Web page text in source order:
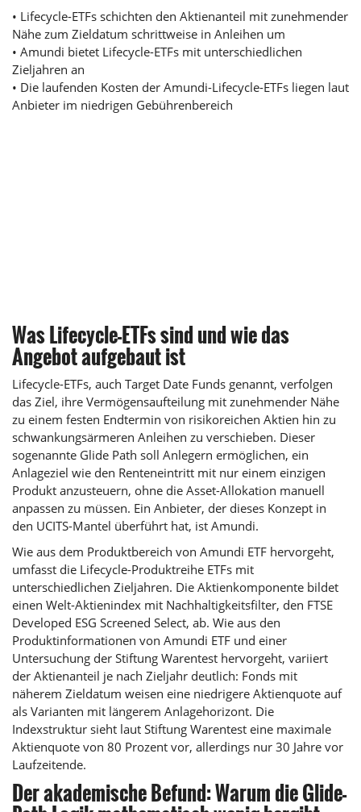
• Lifecycle-ETFs schichten den Aktienanteil mit zunehmender
Nähe zum Zieldatum schrittweise in Anleihen um
• Amundi bietet Lifecycle-ETFs mit unterschiedlichen
Zieljahren an
• Die laufenden Kosten der Amundi-Lifecycle-ETFs liegen laut
Anbieter im niedrigen Gebührenbereich
Was Lifecycle-ETFs sind und wie das
Angebot aufgebaut ist
Lifecycle-ETFs, auch Target Date Funds genannt, verfolgen
das Ziel, ihre Vermögensaufteilung mit zunehmender Nähe
zu einem festen Endtermin von risikoreichen Aktien hin zu
schwankungsärmeren Anleihen zu verschieben. Dieser
sogenannte Glide Path soll Anlegern ermöglichen, ein
Anlageziel wie den Renteneintritt mit nur einem einzigen
Produkt anzusteuern, ohne die Asset-Allokation manuell
anpassen zu müssen. Ein Anbieter, der dieses Konzept in
den UCITS-Mantel überführt hat, ist Amundi.
Wie aus dem Produktbereich von Amundi ETF hervorgeht,
umfasst die Lifecycle-Produktreihe ETFs mit
unterschiedlichen Zieljahren. Die Aktienkomponente bildet
einen Welt-Aktienindex mit Nachhaltigkeitsfilter, den FTSE
Developed ESG Screened Select, ab. Wie aus den
Produktinformationen von Amundi ETF und einer
Untersuchung der Stiftung Warentest hervorgeht, variiert
der Aktienanteil je nach Zieljahr deutlich: Fonds mit
näherem Zieldatum weisen eine niedrigere Aktienquote auf
als Varianten mit längerem Anlagehorizont. Die
Indexstruktur sieht laut Stiftung Warentest eine maximale
Aktienquote von 80 Prozent vor, allerdings nur 30 Jahre vor
Laufzeitende.
Der akademische Befund: Warum die Glide-